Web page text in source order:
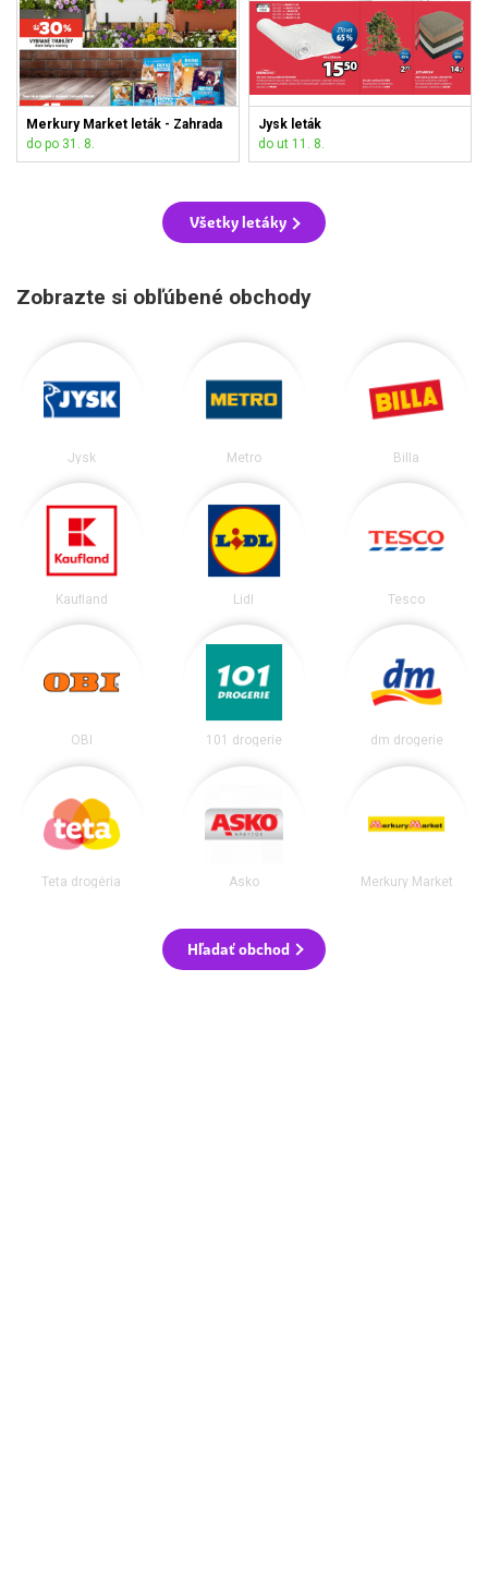
Merkury Market leták - Zahrada
do po 31. 8.
Jysk leták
do ut 11. 8.
Všetky letáky
Zobrazte si obľúbené obchody
Jysk Metro Billa
Kaufland Lidl Tesco
OBI 101 drogerie dm drogerie
Teta drogéria Asko Merkury Market
Hľadať obchod